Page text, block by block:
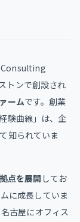
Consulting
トンで創設され
ームです。創業
験曲線」は、企
知られていま
点を展開 してお
に成長していま
古屋にオフィス